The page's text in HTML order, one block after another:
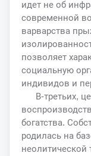
идет не об
современной
варварства
позволяет
социальную
индивидов и
В-третьих,
богатства.
родилась на
неолитической